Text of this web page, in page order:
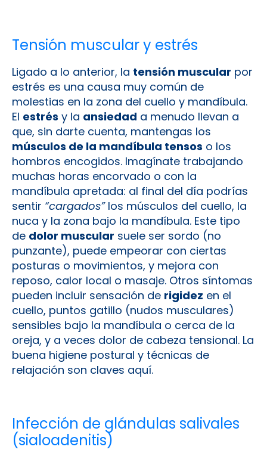
Tensión muscular y estrés
Ligado a lo anterior, la tensión muscular por
estrés es una causa muy común de
molestias en la zona del cuello y mandíbula.
El estrés y la ansiedad a menudo llevan a
que, sin darte cuenta, mantengas los
músculos de la mandíbula tensos o los
hombros encogidos. Imagínate trabajando
muchas horas encorvado o con la
mandíbula apretada: al final del día podrías
sentir “cargados”los músculos del cuello, la
nuca y la zona bajo la mandíbula. Este tipo
de dolor muscular suele ser sordo (no
punzante), puede empeorar con ciertas
posturas o movimientos, y mejora con
reposo, calor local o masaje. Otros síntomas
pueden incluir sensación de rigidez en el
cuello, puntos gatillo (nudos musculares)
sensibles bajo la mandíbula o cerca de la
oreja, y a veces dolor de cabeza tensional. La
buena higiene postural y técnicas de
relajación son claves aquí.
Infección de glándulas salivales
(sialoadenitis)